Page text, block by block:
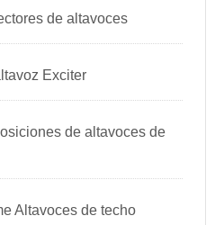
de altavoces
Exciter
de altavoces de
Altavoces de techo